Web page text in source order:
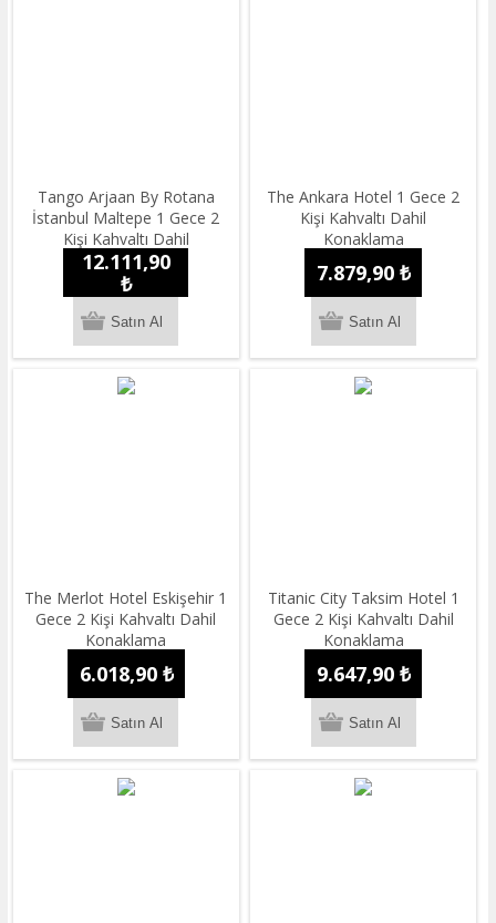
Tango Arjaan By Rotana
İstanbul Maltepe 1 Gece 2
Kişi Kahvaltı Dahil
Konaklama
12.111,90
₺
The Ankara Hotel 1 Gece 2
Kişi Kahvaltı Dahil
Konaklama
7.879,90 ₺
The Merlot Hotel Eskişehir 1
Gece 2 Kişi Kahvaltı Dahil
Konaklama
6.018,90 ₺
Titanic City Taksim Hotel 1
Gece 2 Kişi Kahvaltı Dahil
Konaklama
9.647,90 ₺